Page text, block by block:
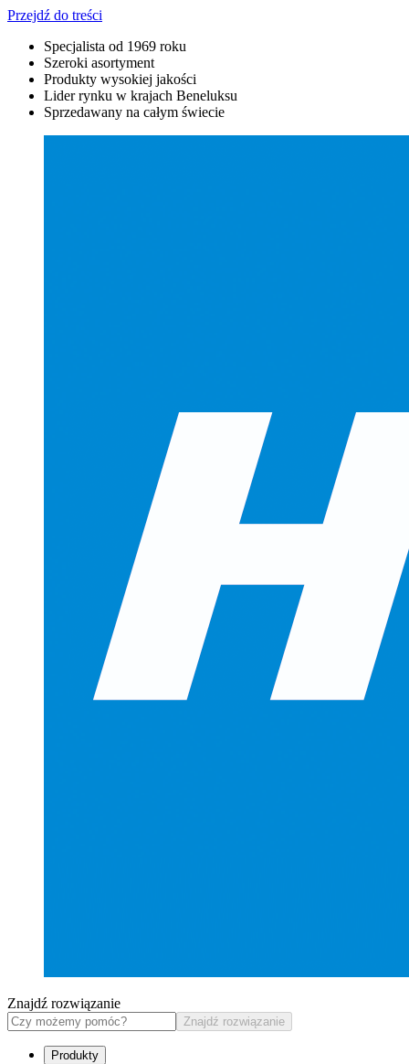
Przejdź do treści
Specjalista od 1969 roku
Szeroki asortyment
Produkty wysokiej jakości
Lider rynku w krajach Beneluksu
Sprzedawany na całym świecie
Znajdź rozwiązanie
Znajdź rozwiązanie
Produkty